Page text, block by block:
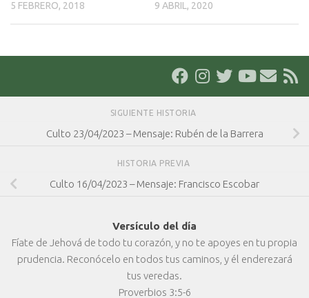
5 FEBRERO, 2018 9 ABRIL, 2020
SIGUIENTE HISTORIA
Culto 23/04/2023 – Mensaje: Rubén de la Barrera
HISTORIA PREVIA
Culto 16/04/2023 – Mensaje: Francisco Escobar
Versículo del día
Fíate de Jehová de todo tu corazón, y no te apoyes en tu propia
prudencia. Reconócelo en todos tus caminos, y él enderezará
tus veredas.
Proverbios 3:5-6